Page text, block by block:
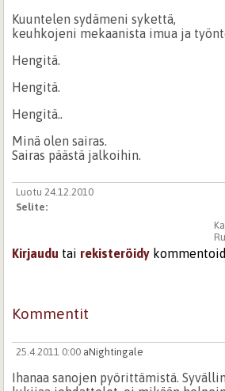
Kuuntelen sydämeni sykettä,
keuhkojeni mekaanista imua ja
Hengitä.
Hengitä.
Hengitä..
Minä olen sairas.
Sairas päästä jalkoihin.
Luotu 24.12.2010
Selite:
Kirjaudu tai rekisteröidy
Kommentit
25.4.2011 0:00 aNightingale
Ihanaa sanojen pyörittämistä.